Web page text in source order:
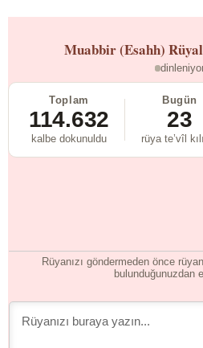
Muabbir (Esahh)
Toplam
114.632
kalbe dokunuldu
Bugün
23
rüya te’vîl
Rüyanızı göndermeden önce
bulunduğunuzdan